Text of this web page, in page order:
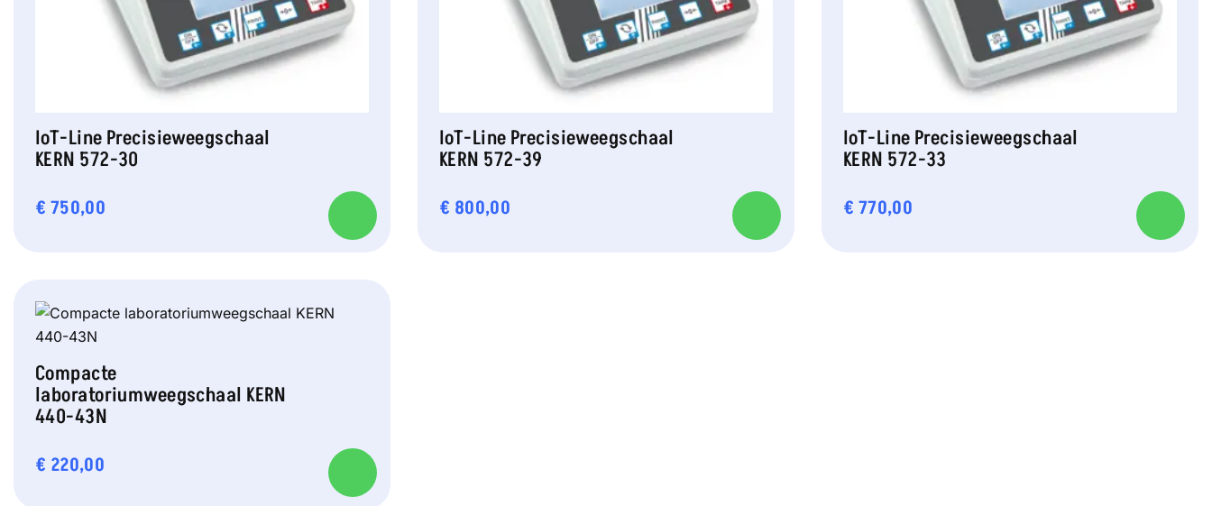
IoT-Line Precisieweegschaal
KERN 572-30
€ 750,00
IoT-Line Precisieweegschaal
KERN 572-39
€ 800,00
IoT-Line Precisieweegschaal
KERN 572-33
€ 770,00
Compacte
laboratoriumweegschaal KERN
440-43N
€ 220,00